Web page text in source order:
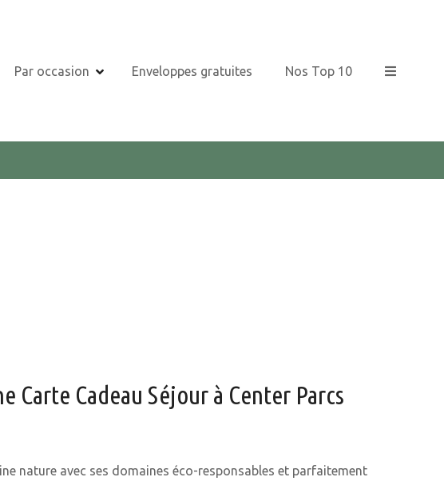
Par occasion Enveloppes gratuites Nos Top 10
Carte Cadeau Séjour à Center Parcs
nature avec ses domaines éco-responsables et parfaitement